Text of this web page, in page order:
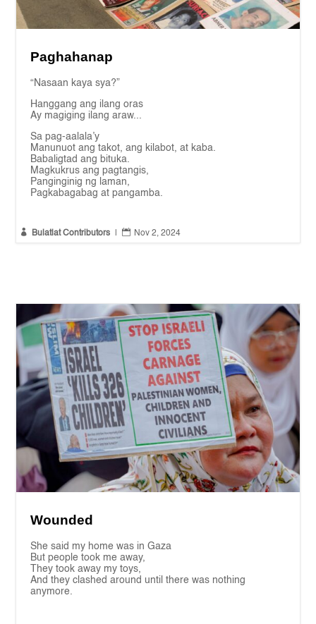
Paghahanap
“Nasaan kaya sya?”
Hanggang ang ilang oras
Ay magiging ilang araw...
Sa pag-aalala’y
Manunuot ang takot, ang kilabot, at kaba.
Babaligtad ang bituka.
Magkukrus ang pagtangis,
Panginginig ng laman,
Pagkabagabag at pangamba.
 Bulatlat Contributors  Nov 2, 2024
Wounded
She said my home was in Gaza
But people took me away,
They took away my toys,
And they clashed around until there was nothing
anymore.